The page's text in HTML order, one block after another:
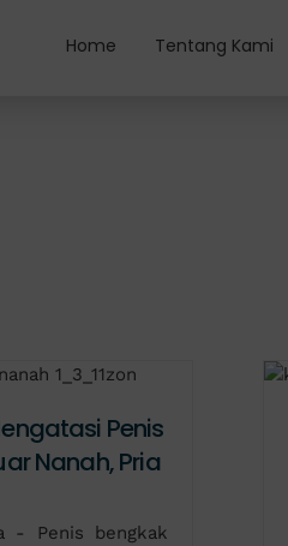
Home Tentang Kami
Penis
Nanah, Pria
- Penis bengkak